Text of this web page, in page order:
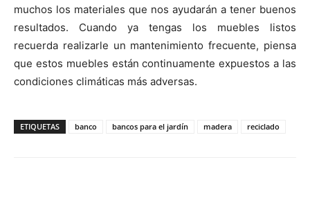
muchos los materiales que nos ayudarán a tener buenos
resultados. Cuando ya tengas los muebles listos
recuerda realizarle un mantenimiento frecuente, piensa
que estos muebles están continuamente expuestos a las
condiciones climáticas más adversas.
ETIQUETAS banco bancos para el jardín madera reciclado